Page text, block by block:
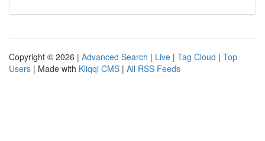
Copyright © 2026 | Advanced Search | Live | Tag Cloud | Top
Users | Made with Kliqqi CMS | All RSS Feeds